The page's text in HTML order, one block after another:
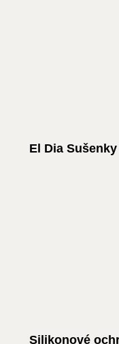
El Dia
Silikonové